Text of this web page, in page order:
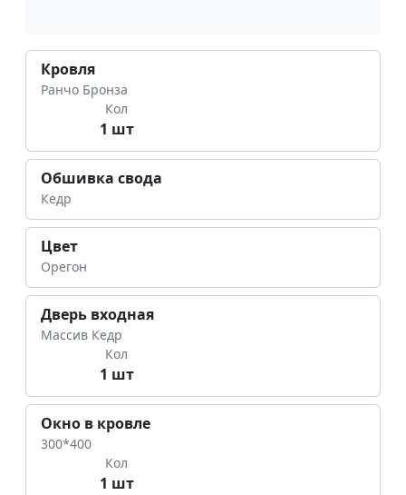
Кровля
Ранчо Бронза
Кол
1 шт
Обшивка свода
Кедр
Цвет
Орегон
Дверь входная
Массив Кедр
Кол
1 шт
Окно в кровле
300*400
Кол
1 шт